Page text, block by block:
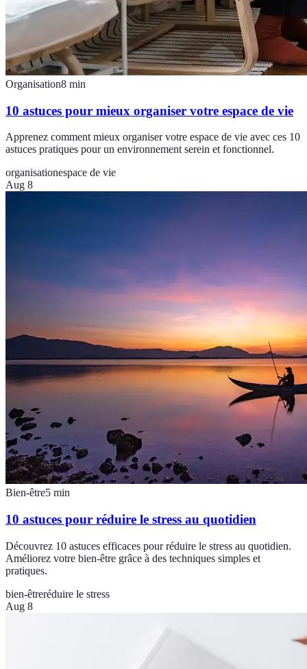
Organisation8 min
10 astuces pour mieux organiser votre espace de vie
Apprenez comment mieux organiser votre espace de vie avec ces 10
astuces pratiques pour un environnement serein et fonctionnel.
organisationespace de vie
Aug 8
Bien-être5 min
10 astuces pour réduire le stress au quotidien
Découvrez 10 astuces efficaces pour réduire le stress au quotidien.
Améliorez votre bien-être grâce à des techniques simples et
pratiques.
bien-êtreréduire le stress
Aug 8